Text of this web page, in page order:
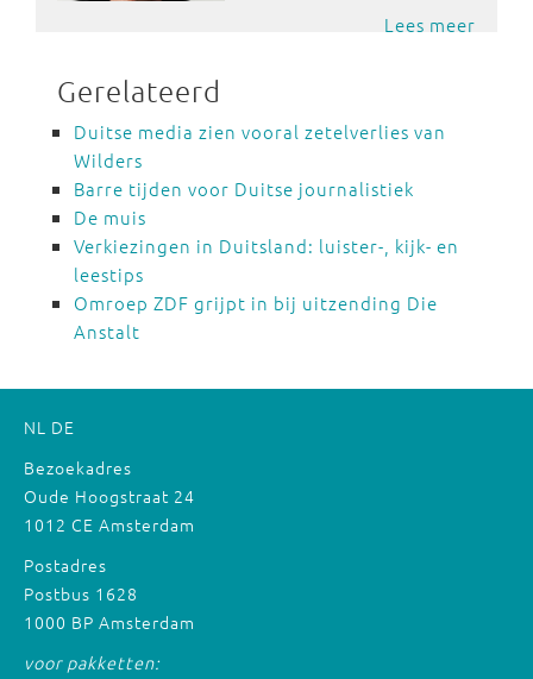
Lees meer
Gerelateerd
Duitse media zien vooral zetelverlies van
Wilders
Barre tijden voor Duitse journalistiek
De muis
Verkiezingen in Duitsland: luister-, kijk- en
leestips
Omroep ZDF grijpt in bij uitzending Die
Anstalt
NL DE
Bezoekadres
Oude Hoogstraat 24
1012 CE Amsterdam
Postadres
Postbus 1628
1000 BP Amsterdam
voor pakketten: